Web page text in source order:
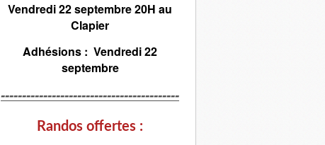
Vendredi 22 septembre 20H au
Clapier
Adhésions : Vendredi 22
septembre
------------------------------------------
Randos offertes :